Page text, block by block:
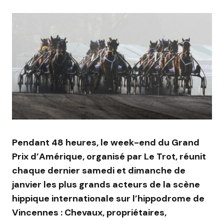
Pendant 48 heures, le week-end du Grand
Prix d’Amérique, organisé par Le Trot, réunit
chaque dernier samedi et dimanche de
janvier les plus grands acteurs de la scène
hippique internationale sur l’hippodrome de
Vincennes : Chevaux, propriétaires,